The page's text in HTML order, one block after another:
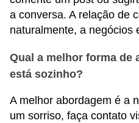
a conversa. A relação de
naturalmente, a negócios
Qual a melhor forma de
está sozinho?
A melhor abordagem é a
um sorriso, faça contato